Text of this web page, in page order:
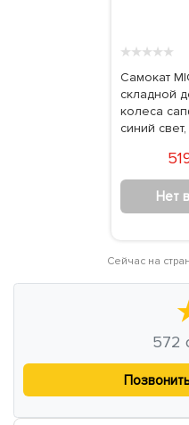
★★★★★
Самокат
складной
колеса
синий
Нет
Сейчас на
572